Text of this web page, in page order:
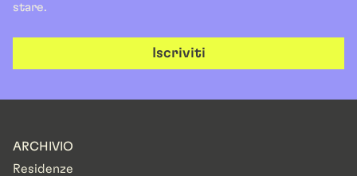
stare.
Iscriviti
ARCHIVIO
Residenze